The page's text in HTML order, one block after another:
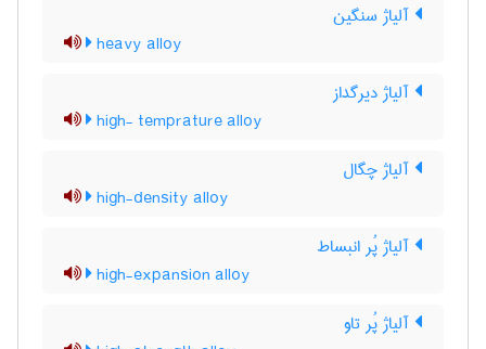
آلیاژ سنگین
heavy alloy
آلیاژ دیرگداز
high- temprature alloy
آلیاژ چگال
high-density alloy
آلیاژ پُر انبساط
high-expansion alloy
آلیاژ پُر تاو